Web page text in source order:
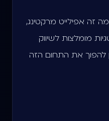
זה אפילייט מרקטינג,
מומלצות לשיווק
להפוך את התחום הזה